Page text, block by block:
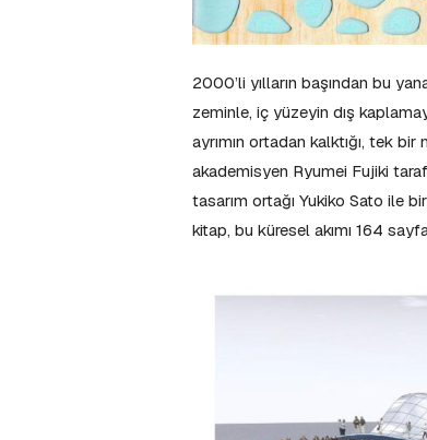
2000’li yılların başından bu
zeminle, iç yüzeyin dış
ayrımın ortadan kalktığı, tek
akademisyen Ryumei Fujiki
tasarım ortağı Yukiko Sato ile
kitap, bu küresel akımı 164